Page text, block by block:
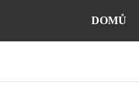
DOMŮ